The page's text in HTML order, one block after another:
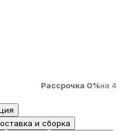
Рассрочка 0%на 4
и сборка